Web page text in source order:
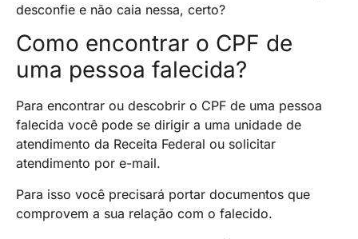
desconfie e não caia nessa, certo?
Como encontrar o CPF de
uma pessoa falecida?
Para encontrar ou descobrir o CPF de uma pessoa
falecida você pode se dirigir a uma unidade de
atendimento da Receita Federal ou solicitar
atendimento por e-mail.
Para isso você precisará portar documentos que
comprovem a sua relação com o falecido.